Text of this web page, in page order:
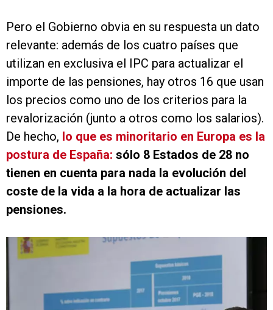
Pero el Gobierno obvia en su respuesta un dato
relevante: además de los cuatro países que
utilizan en exclusiva el IPC para actualizar el
importe de las pensiones, hay otros 16 que usan
los precios como uno de los criterios para la
revalorización (junto a otros como los salarios).
De hecho, lo que es minoritario en Europa es la
postura de España: sólo 8 Estados de 28 no
tienen en cuenta para nada la evolución del
coste de la vida a la hora de actualizar las
pensiones.